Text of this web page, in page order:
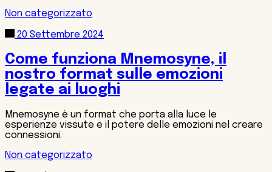
Non categorizzato
20 Settembre 2024
Come funziona Mnemosyne, il
nostro format sulle emozioni
legate ai luoghi
Mnemosyne è un format che porta alla luce le
esperienze vissute e il potere delle emozioni nel creare
connessioni.
Non categorizzato